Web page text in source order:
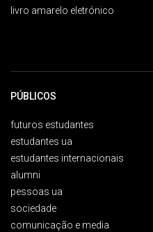
livro amarelo eletrónico
PÚBLICOS
futuros estudantes
estudantes ua
estudantes internacionais
alumni
pessoas ua
sociedade
comunicação e media